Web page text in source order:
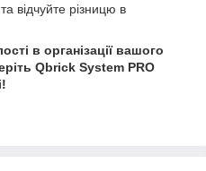
, та відчуйте різницю в
в організації вашого
Qbrick System PRO